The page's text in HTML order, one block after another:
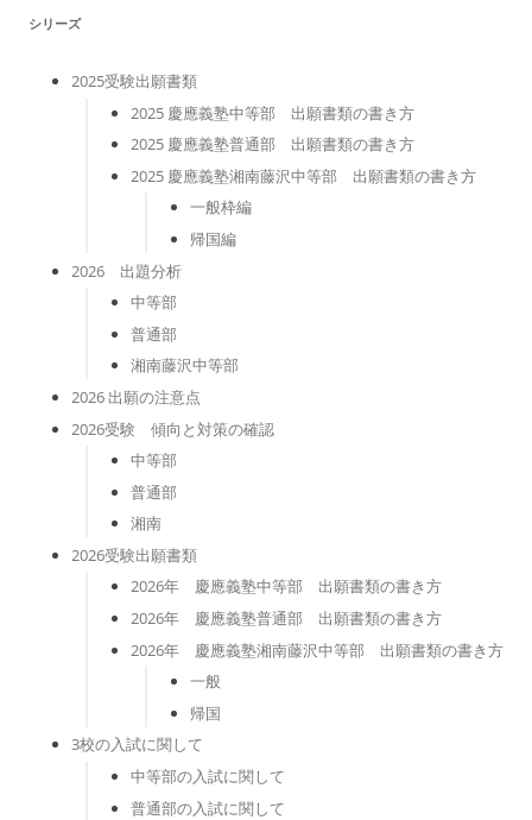
シリーズ
2025受験出願書類
2025 慶應義塾中等部 出願書類の書き方
2025 慶應義塾普通部 出願書類の書き方
2025 慶應義塾湘南藤沢中等部 出願書類の書き方
一般枠編
帰国編
2026 出題分析
中等部
普通部
湘南藤沢中等部
2026 出願の注意点
2026受験 傾向と対策の確認
中等部
普通部
湘南
2026受験出願書類
2026年 慶應義塾中等部 出願書類の書き方
2026年 慶應義塾普通部 出願書類の書き方
2026年 慶應義塾湘南藤沢中等部 出願書類の書き方
一般
帰国
3校の入試に関して
中等部の入試に関して
普通部の入試に関して